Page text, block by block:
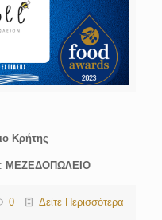
Κρήτης
ΜΕΖΕΔΟΠΩΛΕΙΟ
0 Δείτε Περισσότερα